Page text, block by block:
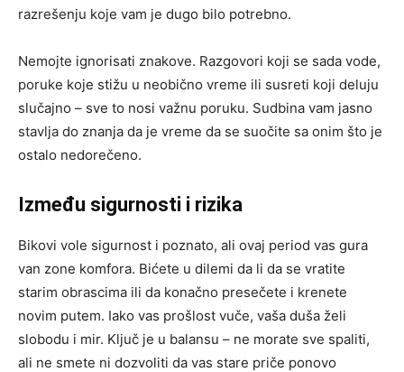
razrešenju koje vam je dugo bilo potrebno.
Nemojte ignorisati znakove. Razgovori koji se sada vode,
poruke koje stižu u neobično vreme ili susreti koji deluju
slučajno – sve to nosi važnu poruku. Sudbina vam jasno
stavlja do znanja da je vreme da se suočite sa onim što je
ostalo nedorečeno.
Između sigurnosti i rizika
Bikovi vole sigurnost i poznato, ali ovaj period vas gura
van zone komfora. Bićete u dilemi da li da se vratite
starim obrascima ili da konačno presečete i krenete
novim putem. Iako vas prošlost vuče, vaša duša želi
slobodu i mir. Ključ je u balansu – ne morate sve spaliti,
ali ne smete ni dozvoliti da vas stare priče ponovo